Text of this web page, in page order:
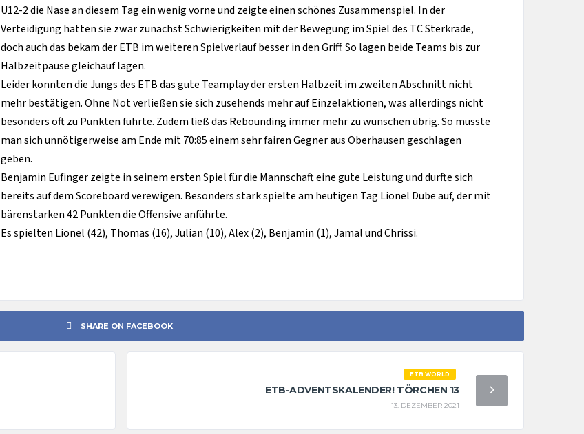
U12-2 die Nase an diesem Tag ein wenig vorne und zeigte einen schönes Zusammenspiel. In der
Verteidigung hatten sie zwar zunächst Schwierigkeiten mit der Bewegung im Spiel des TC Sterkrade,
doch auch das bekam der ETB im weiteren Spielverlauf besser in den Griff. So lagen beide Teams bis zur
Halbzeitpause gleichauf lagen.
Leider konnten die Jungs des ETB das gute Teamplay der ersten Halbzeit im zweiten Abschnitt nicht
mehr bestätigen. Ohne Not verließen sie sich zusehends mehr auf Einzelaktionen, was allerdings nicht
besonders oft zu Punkten führte. Zudem ließ das Rebounding immer mehr zu wünschen übrig. So musste
man sich unnötigerweise am Ende mit 70:85 einem sehr fairen Gegner aus Oberhausen geschlagen
geben.
Benjamin Eufinger zeigte in seinem ersten Spiel für die Mannschaft eine gute Leistung und durfte sich
bereits auf dem Scoreboard verewigen. Besonders stark spielte am heutigen Tag Lionel Dube auf, der mit
bärenstarken 42 Punkten die Offensive anführte.
Es spielten Lionel (42), Thomas (16), Julian (10), Alex (2), Benjamin (1), Jamal und Chrissi.
SHARE ON FACEBOOK
ETB WORLD
ETB-ADVENTSKALENDER! TÖRCHEN 13
13. DEZEMBER 2021